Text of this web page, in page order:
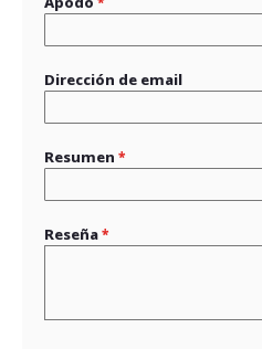
Dirección de email
Resumen
Reseña